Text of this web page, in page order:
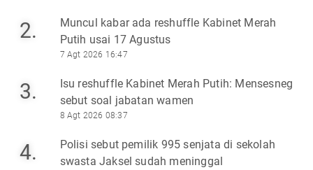
2.
Muncul kabar ada reshuffle Kabinet Merah
Putih usai 17 Agustus
7 Agt 2026 16:47
3.
Isu reshuffle Kabinet Merah Putih: Mensesneg
sebut soal jabatan wamen
8 Agt 2026 08:37
4.
Polisi sebut pemilik 995 senjata di sekolah
swasta Jaksel sudah meninggal